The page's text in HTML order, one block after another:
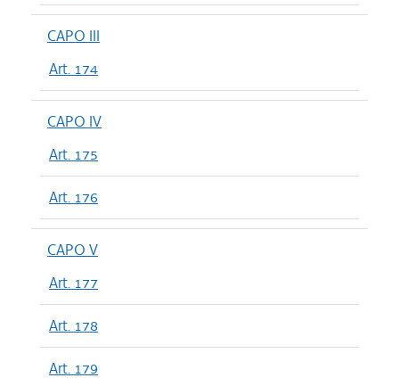
CAPO III
Art. 174
CAPO IV
Art. 175
Art. 176
CAPO V
Art. 177
Art. 178
Art. 179